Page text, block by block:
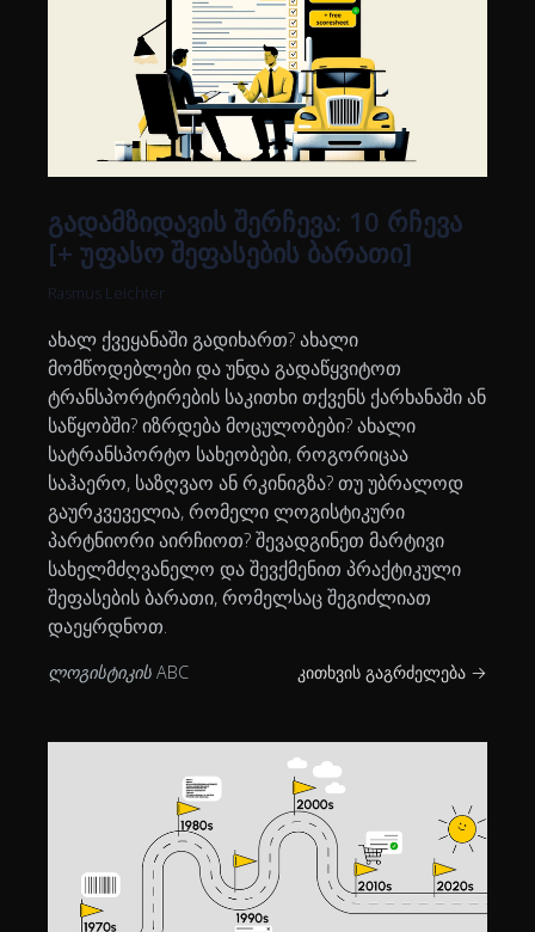
გადამზიდავის შერჩევა: 10 რჩევა
[+ უფასო შეფასების ბარათი]
Rasmus Leichter
ახალ ქვეყანაში გადიხართ? ახალი
მომწოდებლები და უნდა გადაწყვიტოთ
ტრანსპორტირების საკითხი თქვენს ქარხანაში ან
საწყობში? იზრდება მოცულობები? ახალი
სატრანსპორტო სახეობები, როგორიცაა
საჰაერო, საზღვაო ან რკინიგზა? თუ უბრალოდ
გაურკვეველია, რომელი ლოგისტიკური
პარტნიორი აირჩიოთ? შევადგინეთ მარტივი
სახელმძღვანელო და შევქმენით პრაქტიკული
შეფასების ბარათი, რომელსაც შეგიძლიათ
დაეყრდნოთ.
ლოგისტიკის ABC კითხვის გაგრძელება →